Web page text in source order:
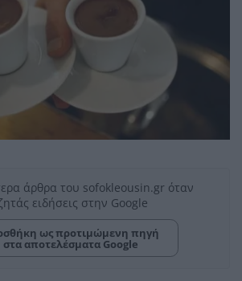
άρθρα του sofokleousin.gr όταν
ειδήσεις στην Google
ως προτιμώμενη πηγή
στα αποτελέσματα Google